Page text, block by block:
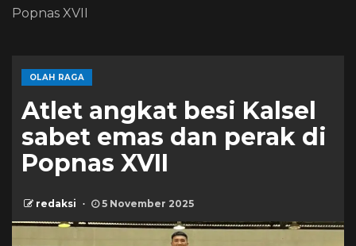
Popnas XVII
OLAH RAGA
Atlet angkat besi Kalsel
sabet emas dan perak di
Popnas XVII
redaksi 5 November 2025